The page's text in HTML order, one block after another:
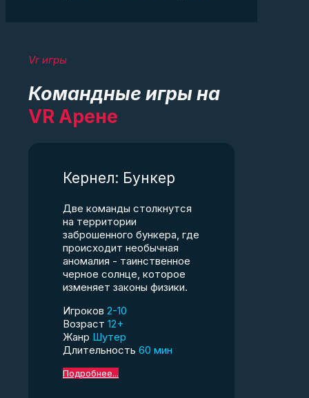
Vr игры
Командные игры на
VR Арене
Кернел: Бункер
Две команды столкнутся
на территории
заброшенного бункера, где
происходит необычная
аномалия - таинственное
черное солнце, которое
изменяет законы физики.
Игроков 2-10
Возраст 12+
Жанр Шутер
Длительность 60 мин
Подробнее...